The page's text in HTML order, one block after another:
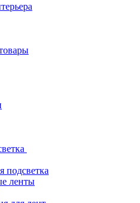
подсветка
ленты